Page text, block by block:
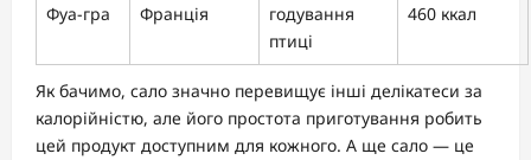
Фуа-гра Франція
годування
птиці
460 ккал
Як бачимо, сало значно перевищує інші делікатеси за
калорійністю, але його простота приготування робить
цей продукт доступним для кожного. А ще сало — це